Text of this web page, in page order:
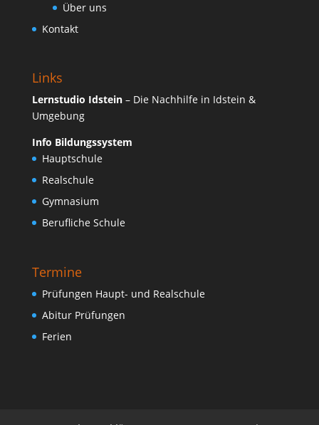
Über uns
Kontakt
Links
Lernstudio Idstein– Die Nachhilfe in Idstein &
Umgebung
Info Bildungssystem
Hauptschule
Realschule
Gymnasium
Berufliche Schule
Termine
Prüfungen Haupt- und Realschule
Abitur Prüfungen
Ferien